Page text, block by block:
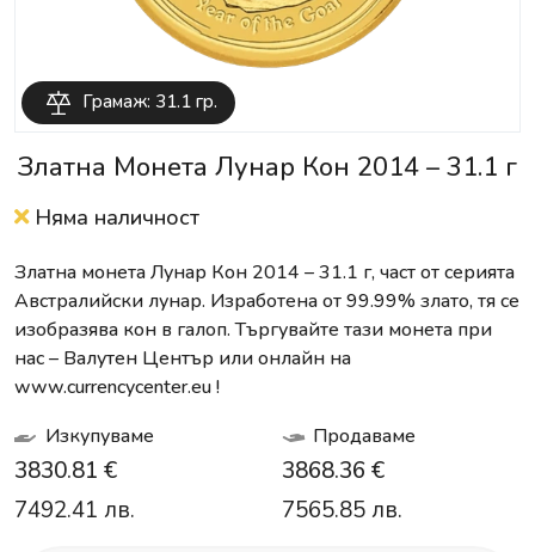
Грамаж: 31.1 гр.
Златна Монета Лунар Кон 2014 – 31.1 г
Няма наличност
Златна монета Лунар Кон 2014 – 31.1 г, част от серията
Австралийски лунар. Изработена от 99.99% злато, тя се
изобразява кон в галоп. Търгувайте тази монета при
нас – Валутен Център или онлайн на
www.currencycenter.eu !
Изкупуваме
3830.81 €
7492.41 лв.
Продаваме
3868.36 €
7565.85 лв.